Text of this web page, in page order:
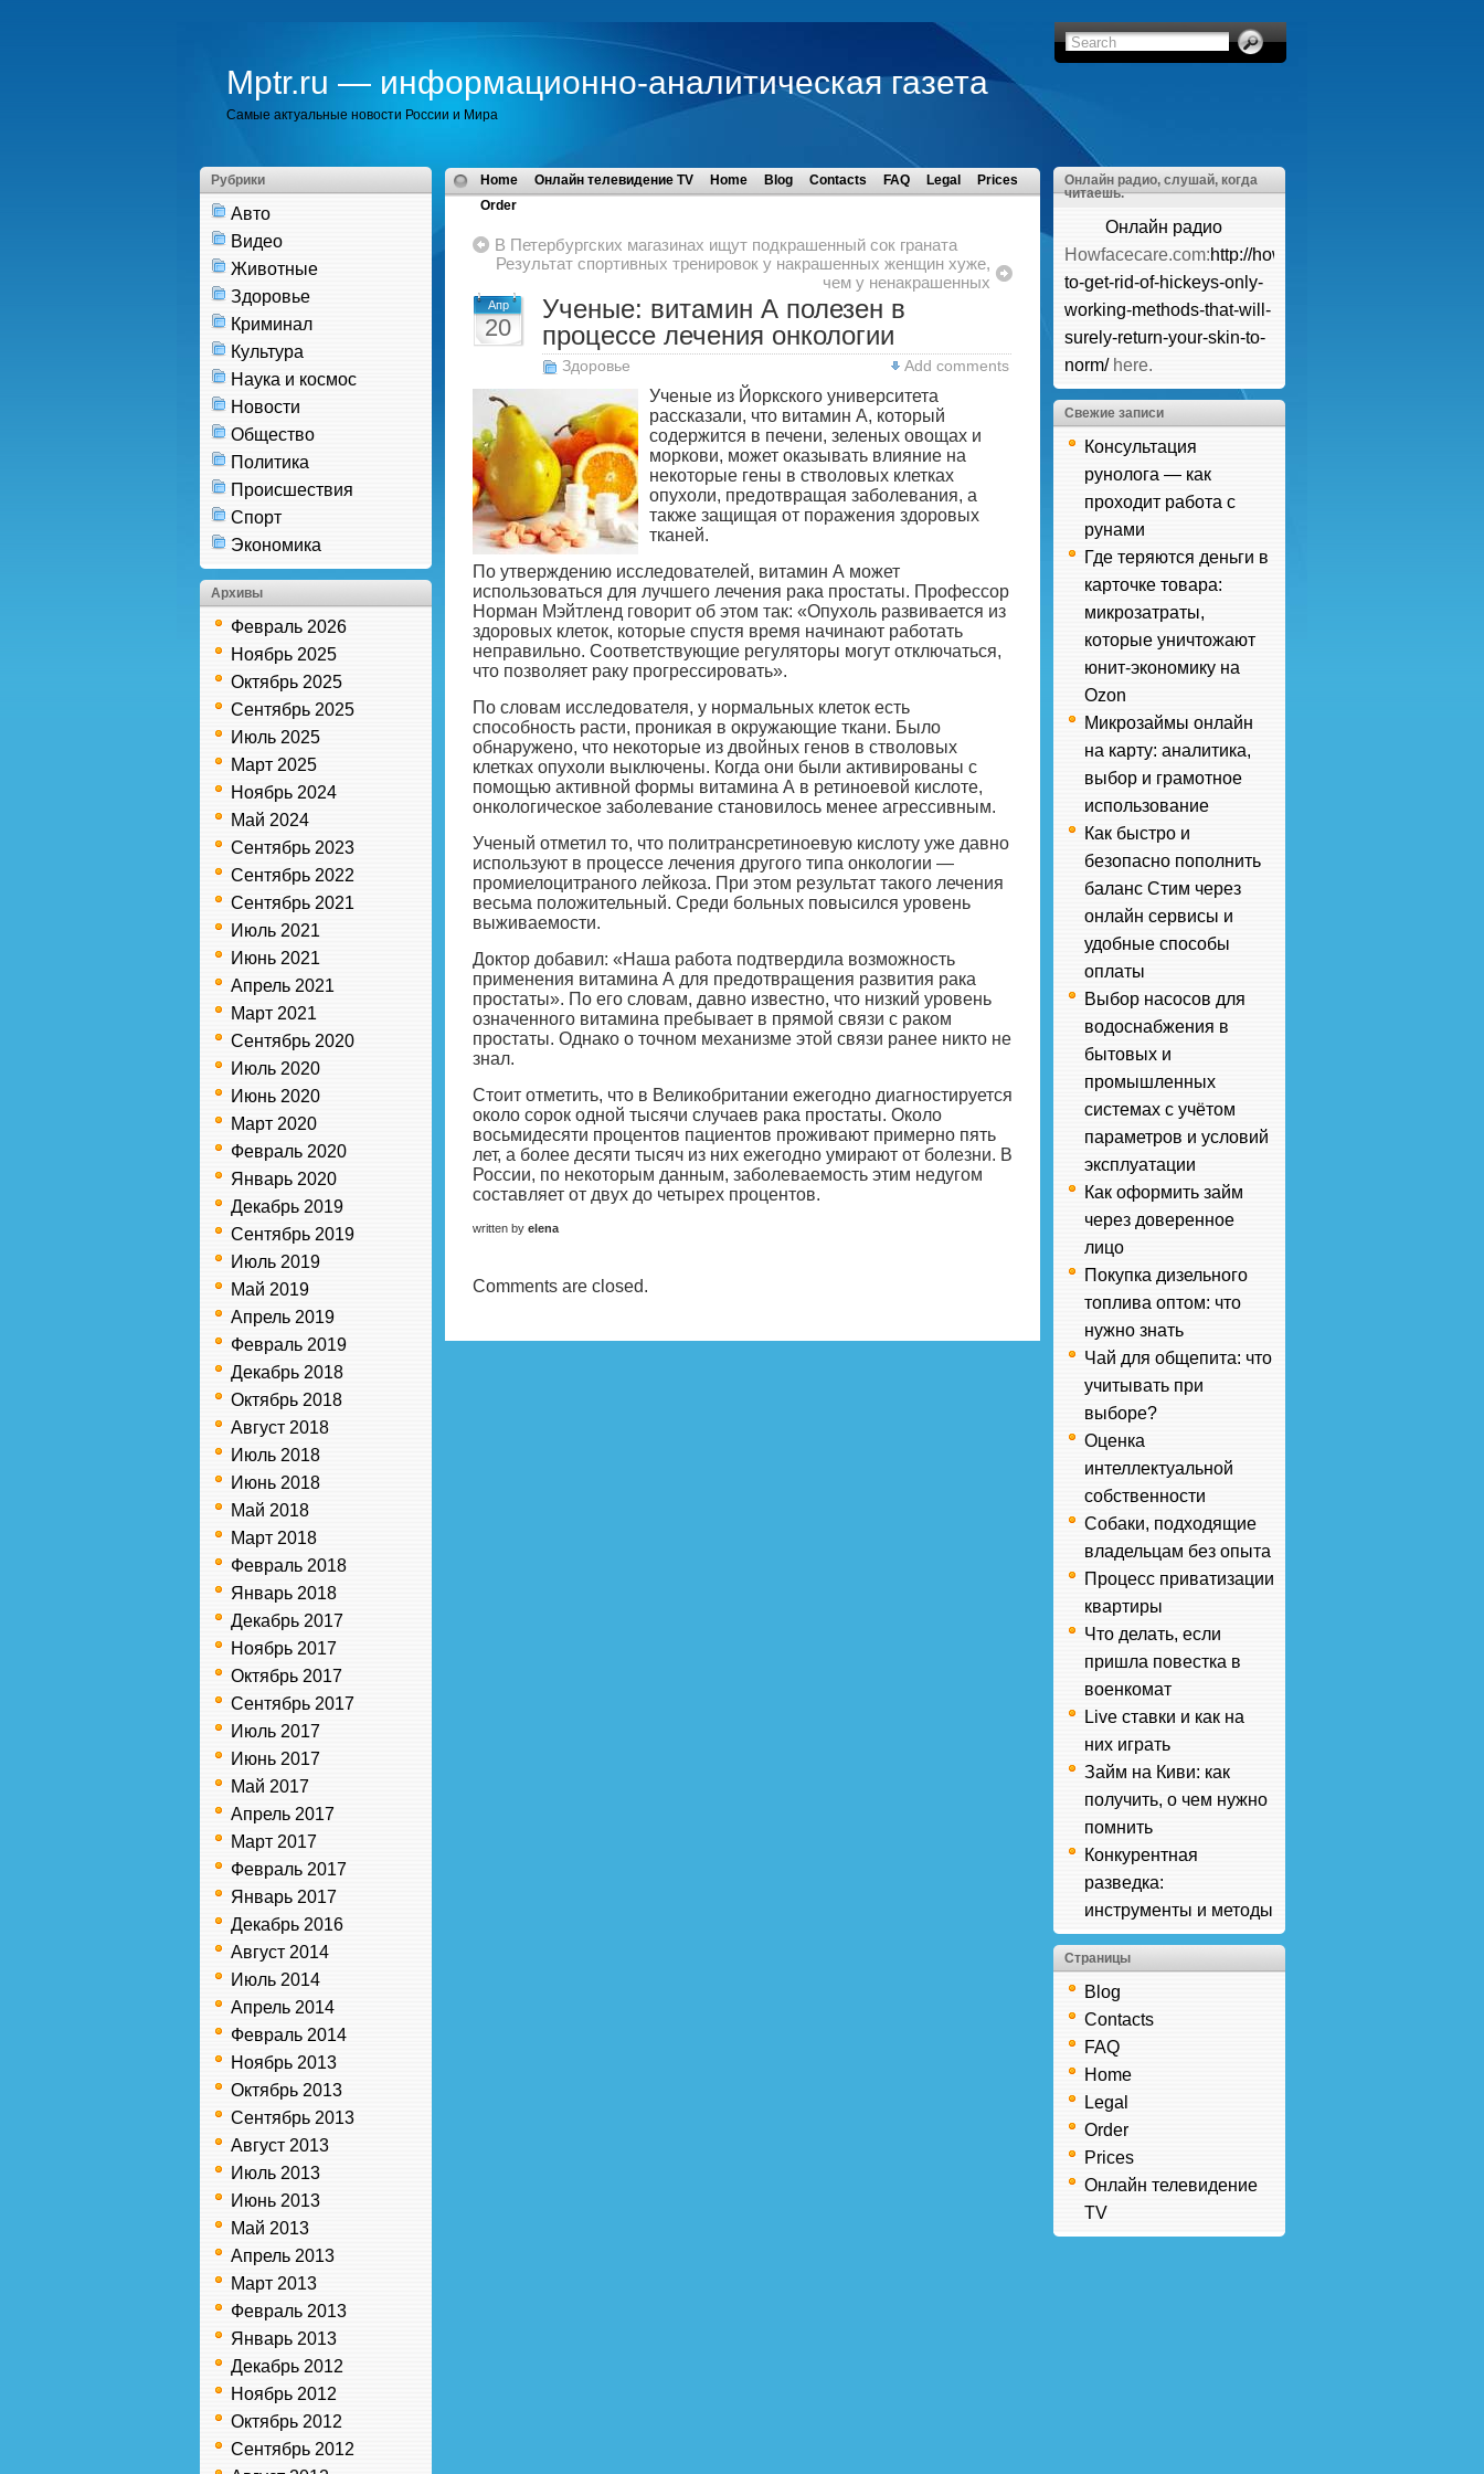
Mptr.ru — информационно-аналитическая газета
Самые актуальные новости России и Мира
Рубрики
Авто
Видео
Животные
Здоровье
Криминал
Культура
Наука и космос
Новости
Общество
Политика
Происшествия
Спорт
Экономика
Архивы
Февраль 2026
Ноябрь 2025
Октябрь 2025
Сентябрь 2025
Июль 2025
Март 2025
Ноябрь 2024
Май 2024
Сентябрь 2023
Сентябрь 2022
Сентябрь 2021
Июль 2021
Июнь 2021
Апрель 2021
Март 2021
Сентябрь 2020
Июль 2020
Июнь 2020
Март 2020
Февраль 2020
Январь 2020
Декабрь 2019
Сентябрь 2019
Июль 2019
Май 2019
Апрель 2019
Февраль 2019
Декабрь 2018
Октябрь 2018
Август 2018
Июль 2018
Июнь 2018
Май 2018
Март 2018
Февраль 2018
Январь 2018
Декабрь 2017
Ноябрь 2017
Октябрь 2017
Сентябрь 2017
Июль 2017
Июнь 2017
Май 2017
Апрель 2017
Март 2017
Февраль 2017
Январь 2017
Декабрь 2016
Август 2014
Июль 2014
Апрель 2014
Февраль 2014
Ноябрь 2013
Октябрь 2013
Сентябрь 2013
Август 2013
Июль 2013
Июнь 2013
Май 2013
Апрель 2013
Март 2013
Февраль 2013
Январь 2013
Декабрь 2012
Ноябрь 2012
Октябрь 2012
Сентябрь 2012
Home Онлайн телевидение TV Home Blog Contacts FAQ Legal
Prices
Order
В Петербургских магазинах ищут подкрашенный сок граната
Результат спортивных тренировок у накрашенных женщин хуже,
чем у ненакрашенных
Апр
20
Ученые: витамин А полезен в
процессе лечения онкологии
Здоровье Add comments
Ученые из Йоркского университета
рассказали, что витамин А, который
содержится в печени, зеленых овощах и
моркови, может оказывать влияние на
некоторые гены в стволовых клетках
опухоли, предотвращая заболевания, а
также защищая от поражения здоровых
тканей.
По утверждению исследователей, витамин А может
использоваться для лучшего лечения рака простаты. Профессор
Норман Мэйтленд говорит об этом так: «Опухоль развивается из
здоровых клеток, которые спустя время начинают работать
неправильно. Соответствующие регуляторы могут отключаться,
что позволяет раку прогрессировать».
По словам исследователя, у нормальных клеток есть
способность расти, проникая в окружающие ткани. Было
обнаружено, что некоторые из двойных генов в стволовых
клетках опухоли выключены. Когда они были активированы с
помощью активной формы витамина А в ретиноевой кислоте,
онкологическое заболевание становилось менее агрессивным.
Ученый отметил то, что политрансретиноевую кислоту уже давно
используют в процессе лечения другого типа онкологии —
промиелоцитраного лейкоза. При этом результат такого лечения
весьма положительный. Среди больных повысился уровень
выживаемости.
Доктор добавил: «Наша работа подтвердила возможность
применения витамина А для предотвращения развития рака
простаты». По его словам, давно известно, что низкий уровень
означенного витамина пребывает в прямой связи с раком
простаты. Однако о точном механизме этой связи ранее никто не
знал.
Стоит отметить, что в Великобритании ежегодно диагностируется
около сорок одной тысячи случаев рака простаты. Около
восьмидесяти процентов пациентов проживают примерно пять
лет, а более десяти тысяч из них ежегодно умирают от болезни. В
России, по некоторым данным, заболеваемость этим недугом
составляет от двух до четырех процентов.
written by elena
Comments are closed.
Онлайн радио, слушай, когда
читаешь.
Онлайн радио
Howfacecare.com:http://howfacecare.com/how-
to-get-rid-of-hickeys-only-
working-methods-that-will-
surely-return-your-skin-to-
norm/here.
Свежие записи
Консультация
рунолога — как
проходит работа с
рунами
Где теряются деньги в
карточке товара:
микрозатраты,
которые уничтожают
юнит-экономику на
Ozon
Микрозаймы онлайн
на карту: аналитика,
выбор и грамотное
использование
Как быстро и
безопасно пополнить
баланс Стим через
онлайн сервисы и
удобные способы
оплаты
Выбор насосов для
водоснабжения в
бытовых и
промышленных
системах с учётом
параметров и условий
эксплуатации
Как оформить займ
через доверенное
лицо
Покупка дизельного
топлива оптом: что
нужно знать
Чай для общепита: что
учитывать при
выборе?
Оценка
интеллектуальной
собственности
Собаки, подходящие
владельцам без опыта
Процесс приватизации
квартиры
Что делать, если
пришла повестка в
военкомат
Live ставки и как на
них играть
Займ на Киви: как
получить, о чем нужно
помнить
Конкурентная
разведка:
инструменты и методы
Страницы
Blog
Contacts
FAQ
Home
Legal
Order
Prices
Онлайн телевидение
TV